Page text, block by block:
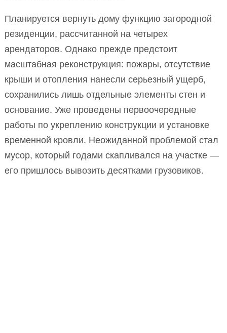
Планируется вернуть дому функцию загородной
резиденции, рассчитанной на четырех
арендаторов. Однако прежде предстоит
масштабная реконструкция: пожары, отсутствие
крыши и отопления нанесли серьезный ущерб,
сохранились лишь отдельные элементы стен и
основание. Уже проведены первоочередные
работы по укреплению конструкции и установке
временной кровли. Неожиданной проблемой стал
мусор, который годами скапливался на участке —
его пришлось вывозить десятками грузовиков.